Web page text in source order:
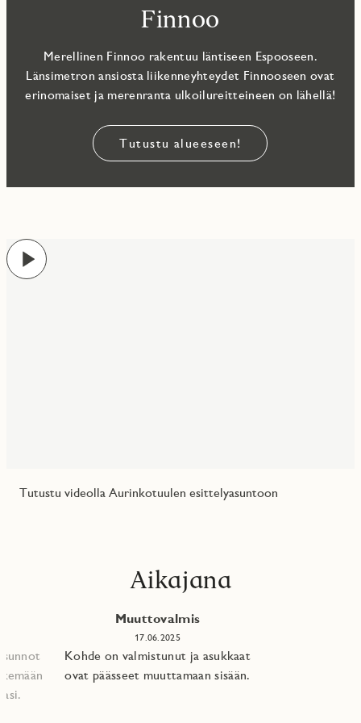
Finnoo
Merellinen Finnoo rakentuu läntiseen Espooseen.
Länsimetron ansiosta liikenneyhteydet Finnooseen ovat
erinomaiset ja merenranta ulkoilureitteineen on lähellä!
Tutustu alueeseen!
Play
Tutustu videolla Aurinkotuulen esittelyasuntoon
Aikajana
Muuttovalmis
17.06.2025
Kohde on valmistunut ja asukkaat
ovat päässeet muuttamaan sisään.